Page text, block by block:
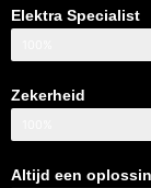
Elektra Specialist
Zekerheid
Altijd een